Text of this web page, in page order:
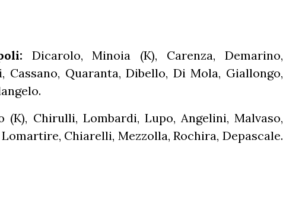
Dicarolo, Minoia (K), Carenza, Demarino,
Cassano, Quaranta, Dibello, Di Mola, Giallongo,
(K), Chirulli, Lombardi, Lupo, Angelini, Malvaso,
Chiarelli, Mezzolla, Rochira, Depascale.